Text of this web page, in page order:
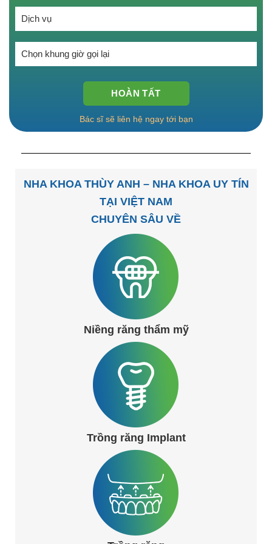
Bác sĩ sẽ liên hệ ngay tới bạn
NHA KHOA THÙY ANH – NHA KHOA UY TÍN
TẠI VIỆT NAM
CHUYÊN SÂU VỀ
Niềng răng thẩm mỹ
Trồng răng Implant